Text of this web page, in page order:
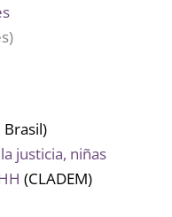
Brasil)
justicia, niñas
(CLADEM)